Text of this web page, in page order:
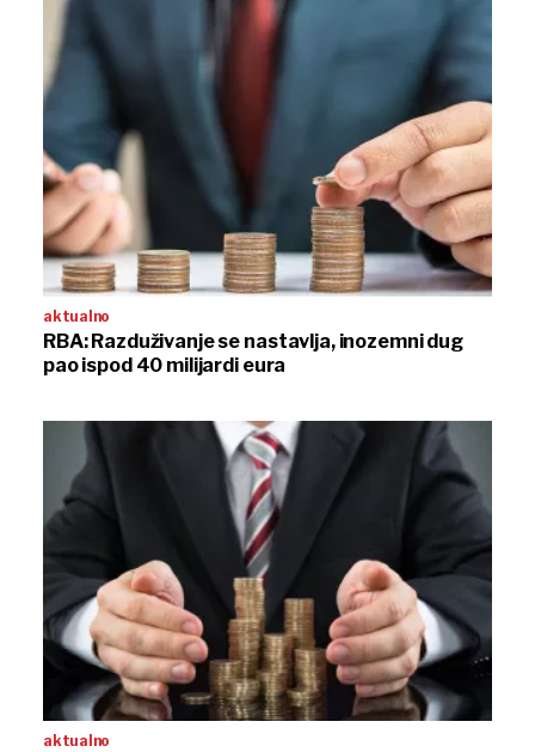
aktualno
RBA: Razduživanje se nastavlja, inozemni dug
pao ispod 40 milijardi eura
aktualno